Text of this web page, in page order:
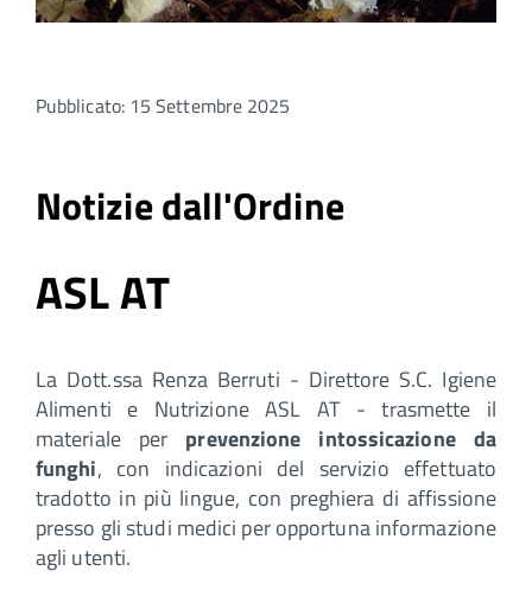
Pubblicato: 15 Settembre 2025
Notizie dall'Ordine
ASL AT
La Dott.ssa Renza Berruti - Direttore S.C. Igiene
Alimenti e Nutrizione ASL AT - trasmette il
materiale per prevenzione intossicazione da
funghi, con indicazioni del servizio effettuato
tradotto in più lingue, con preghiera di affissione
presso gli studi medici per opportuna informazione
agli utenti.